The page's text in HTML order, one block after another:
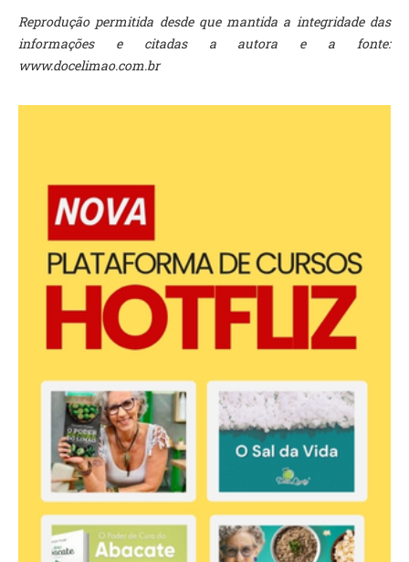
Reprodução permitida desde que mantida a integridade das
informações e citadas a autora e a fonte:
www.docelimao.com.br